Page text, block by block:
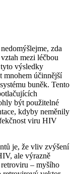
zda
mezi léčbou
výsledky
mnohem účinnější
buněk. Tento
být použitelné
kdyby neměnily
viru HIV
je, že vliv zvýšení
ale výrazně
– myšího